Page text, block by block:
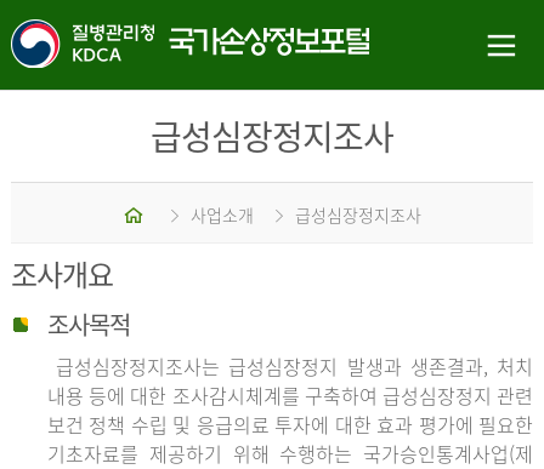
급성심장정지조사
홈 사업소개 급성심장정지조사
조사개요
조사목적
급성심장정지조사는 급성심장정지 발생과 생존결과, 처치
내용 등에 대한 조사감시체계를 구축하여 급성심장정지 관련
보건 정책 수립 및 응급의료 투자에 대한 효과 평가에 필요한
기초자료를 제공하기 위해 수행하는 국가승인통계사업(제